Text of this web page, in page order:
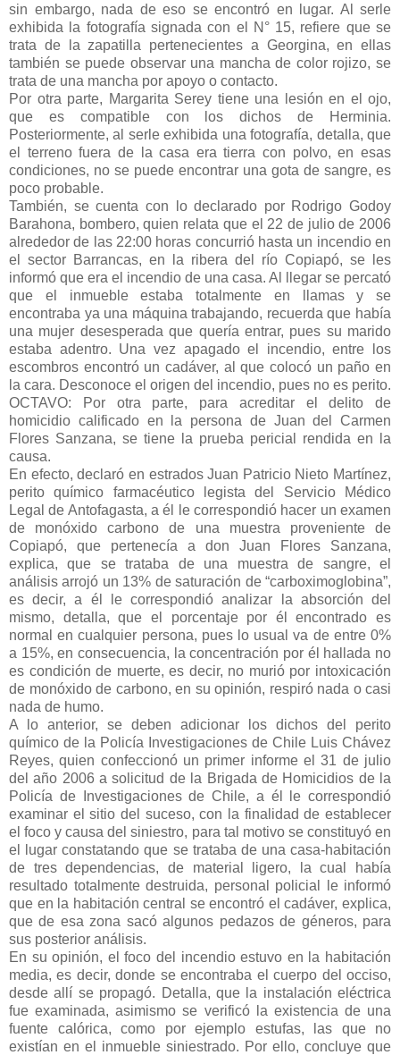
sin embargo, nada de eso se encontró en lugar. Al serle
exhibida la fotografía signada con el N° 15, refiere que se
trata de la zapatilla pertenecientes a Georgina, en ellas
también se puede observar una mancha de color rojizo, se
trata de una mancha por apoyo o contacto.
Por otra parte, Margarita Serey tiene una lesión en el ojo,
que es compatible con los dichos de Herminia.
Posteriormente, al serle exhibida una fotografía, detalla, que
el terreno fuera de la casa era tierra con polvo, en esas
condiciones, no se puede encontrar una gota de sangre, es
poco probable.
También, se cuenta con lo declarado por Rodrigo Godoy
Barahona, bombero, quien relata que el 22 de julio de 2006
alrededor de las 22:00 horas concurrió hasta un incendio en
el sector Barrancas, en la ribera del río Copiapó, se les
informó que era el incendio de una casa. Al llegar se percató
que el inmueble estaba totalmente en llamas y se
encontraba ya una máquina trabajando, recuerda que había
una mujer desesperada que quería entrar, pues su marido
estaba adentro. Una vez apagado el incendio, entre los
escombros encontró un cadáver, al que colocó un paño en
la cara. Desconoce el origen del incendio, pues no es perito.
OCTAVO: Por otra parte, para acreditar el delito de
homicidio calificado en la persona de Juan del Carmen
Flores Sanzana, se tiene la prueba pericial rendida en la
causa.
En efecto, declaró en estrados Juan Patricio Nieto Martínez,
perito químico farmacéutico legista del Servicio Médico
Legal de Antofagasta, a él le correspondió hacer un examen
de monóxido carbono de una muestra proveniente de
Copiapó, que pertenecía a don Juan Flores Sanzana,
explica, que se trataba de una muestra de sangre, el
análisis arrojó un 13% de saturación de “carboximoglobina”,
es decir, a él le correspondió analizar la absorción del
mismo, detalla, que el porcentaje por él encontrado es
normal en cualquier persona, pues lo usual va de entre 0%
a 15%, en consecuencia, la concentración por él hallada no
es condición de muerte, es decir, no murió por intoxicación
de monóxido de carbono, en su opinión, respiró nada o casi
nada de humo.
A lo anterior, se deben adicionar los dichos del perito
químico de la Policía Investigaciones de Chile Luis Chávez
Reyes, quien confeccionó un primer informe el 31 de julio
del año 2006 a solicitud de la Brigada de Homicidios de la
Policía de Investigaciones de Chile, a él le correspondió
examinar el sitio del suceso, con la finalidad de establecer
el foco y causa del siniestro, para tal motivo se constituyó en
el lugar constatando que se trataba de una casa-habitación
de tres dependencias, de material ligero, la cual había
resultado totalmente destruida, personal policial le informó
que en la habitación central se encontró el cadáver, explica,
que de esa zona sacó algunos pedazos de géneros, para
sus posterior análisis.
En su opinión, el foco del incendio estuvo en la habitación
media, es decir, donde se encontraba el cuerpo del occiso,
desde allí se propagó. Detalla, que la instalación eléctrica
fue examinada, asimismo se verificó la existencia de una
fuente calórica, como por ejemplo estufas, las que no
existían en el inmueble siniestrado. Por ello, concluye que